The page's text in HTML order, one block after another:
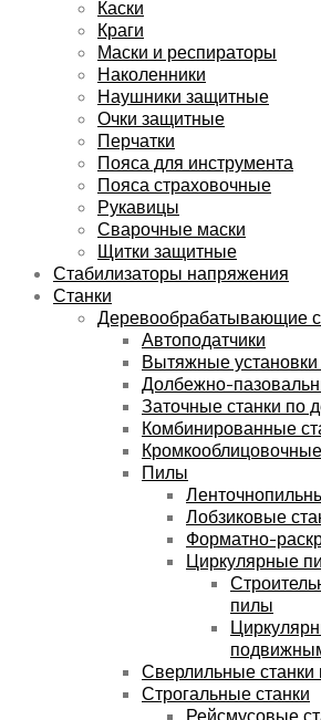
Каски
Краги
Маски и респираторы
Наколенники
Наушники защитные
Очки защитные
Перчатки
Пояса для инструмента
Пояса страховочные
Рукавицы
Сварочные маски
Щитки защитные
Стабилизаторы напряжения
Станки
Деревообрабатывающие
Автоподатчики
Вытяжные установки
Долбежно-
Заточные станки по
Комбинированные
Пилы
Лобзиковые
Форматно-
Циркулярные
пилы
Сверлильные станки
Строгальные станки
Рейсмусовые